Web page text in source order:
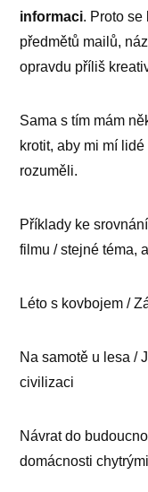
informaci. Proto se
předmětů mailů,
opravdu příliš
Sama s tím mám
krotit, aby mi mí lidé
Příklady ke
filmu / stejné téma,
Léto s kovbojem /
Na samotě u lesa /
civilizaci
Návrat do
domácnosti